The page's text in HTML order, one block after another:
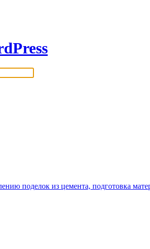
поделок из цемента, подготовка